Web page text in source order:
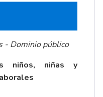
- Dominio público
niños, niñas y